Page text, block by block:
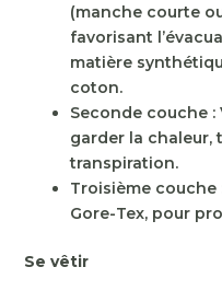
(manche courte
favorisant
matière
coton.
Seconde couche
garder la chaleur,
transpiration.
Troisième couche
Gore-Tex, pour
Se vêtir